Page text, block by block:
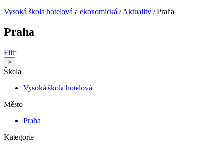
Vysoká škola hotelová a ekonomická /Aktuality /Praha
Praha
Filtr
×
Škola
Vysoká škola hotelová
Město
Praha
Kategorie